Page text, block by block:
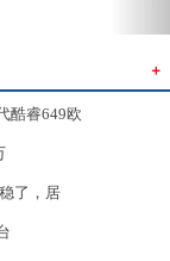
＋
酷睿649欧
了，居